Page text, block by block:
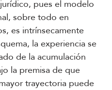
pues el modelo
sobre todo en
es intrínsecamente
la experiencia se
de la acumulación
la premisa de que
trayectoria puede